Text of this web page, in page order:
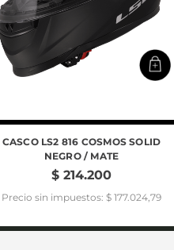
CASCO LS2 816 COSMOS SOLID
NEGRO / MATE
$ 214.200
Precio sin impuestos: $ 177.024,79